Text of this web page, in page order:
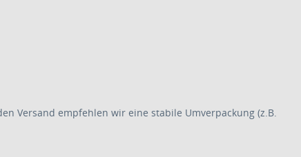
Versand empfehlen wir eine stabile Umverpackung (z.B.